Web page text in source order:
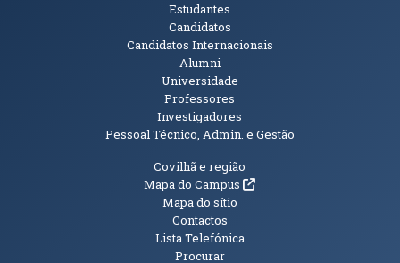
Estudantes
Candidatos
Candidatos Internacionais
Alumni
Universidade
Professores
Investigadores
Pessoal Técnico, Admin. e Gestão
Informações Adicionais
Covilhã e região
Mapa do Campus(abre em nova janela)
Mapa do sítio
Contactos
Lista Telefónica
Procurar